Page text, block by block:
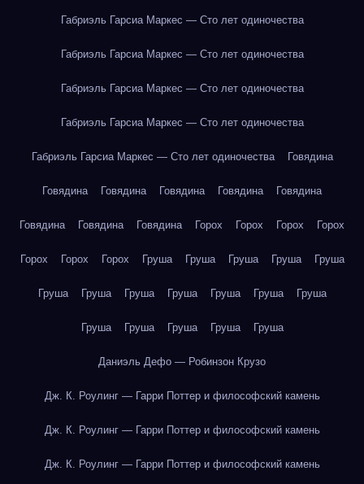
Габриэль Гарсиа Маркес — Сто лет одиночества
Габриэль Гарсиа Маркес — Сто лет одиночества
Габриэль Гарсиа Маркес — Сто лет одиночества
Габриэль Гарсиа Маркес — Сто лет одиночества
Габриэль Гарсиа Маркес — Сто лет одиночества Говядина
Говядина Говядина Говядина Говядина Говядина
Говядина Говядина Говядина Горох Горох Горох Горох
Горох Горох Горох Груша Груша Груша Груша Груша
Груша Груша Груша Груша Груша Груша Груша
Груша Груша Груша Груша Груша
Даниэль Дефо — Робинзон Крузо
Дж. К. Роулинг — Гарри Поттер и философский камень
Дж. К. Роулинг — Гарри Поттер и философский камень
Дж. К. Роулинг — Гарри Поттер и философский камень